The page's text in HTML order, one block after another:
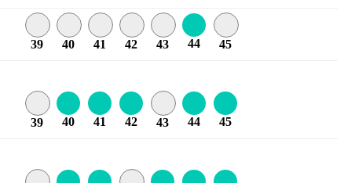
39 40 41 42 43 44 45
39 40 41 42 43 44 45